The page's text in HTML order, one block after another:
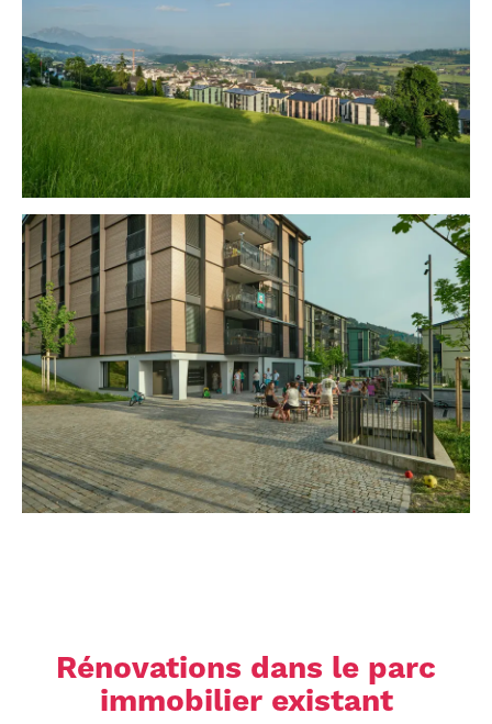
Rénovations dans le parc
immobilier existant